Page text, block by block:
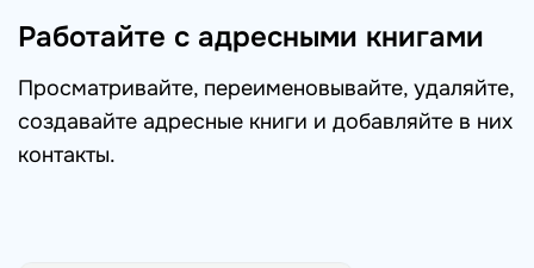
Работайте с адресными книгами
Просматривайте, переименовывайте, удаляйте,
создавайте адресные книги и добавляйте в них
контакты.